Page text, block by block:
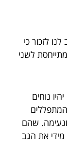
לזכור כי
לשני
נוחים
שהם
מידי את הגב